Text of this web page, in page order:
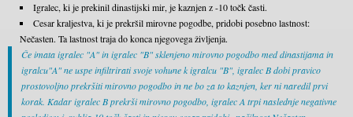
Igralec, ki je prekinil dinastijski mir, je kaznjen z -10 točk časti.
Cesar kraljestva, ki je prekršil mirovne pogodbe, pridobi posebno lastnost:
Nečasten. Ta lastnost traja do konca njegovega življenja.
Če imata igralec "A" in igralec "B" sklenjeno mirovno pogodbo med dinastijama in
igralcu"A" ne uspe infiltrirati svoje vohune k igralcu "B", igralec B dobi pravico
prostovoljno prekršiti mirovno pogodbo in ne bo za to kaznjen, ker ni naredil prvi
korak. Kadar igralec B prekrši mirovno pogodbo, igralec A trpi naslednje negativne